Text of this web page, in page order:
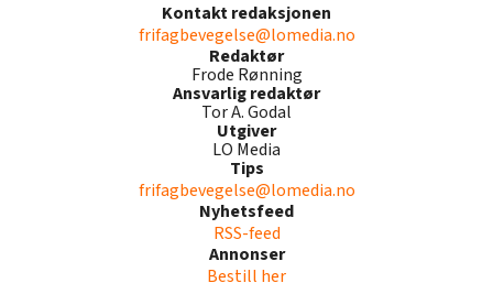
Kontakt redaksjonen
frifagbevegelse@lomedia.no
Redaktør
Frode Rønning
Ansvarlig redaktør
Tor A. Godal
Utgiver
LO Media
Tips
frifagbevegelse@lomedia.no
Nyhetsfeed
RSS-feed
Annonser
Bestill her